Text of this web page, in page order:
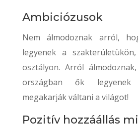
Ambiciózusok
Nem álmodoznak arról,
legyenek a
osztályon. Arról
országban ők
megakarják váltani a világot!
Pozitív hozzáállás